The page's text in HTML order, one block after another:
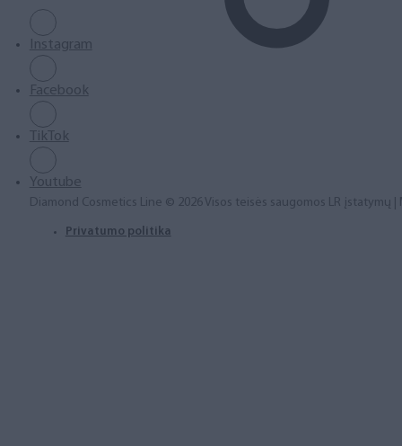
Instagram
Facebook
TikTok
Youtube
Diamond Cosmetics Line © 2026 Visos teisės saugomos LR įstatymų
Privatumo politika